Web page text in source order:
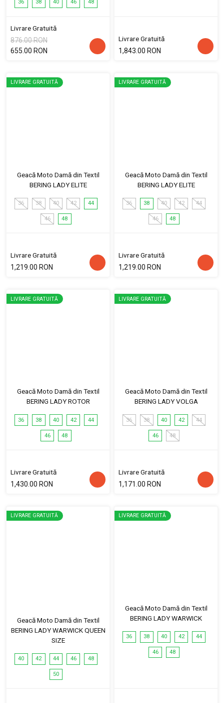
36 38 40 46 48
Livrare Gratuită
876.00 RON
655.00 RON
Livrare Gratuită
1,843.00 RON
LIVRARE GRATUITĂ
Geacă Moto Damă din Textil
BERING LADY ELITE
36 38 40 42 44
46 48
Livrare Gratuită
1,219.00 RON
LIVRARE GRATUITĂ
Geacă Moto Damă din Textil
BERING LADY ELITE
36 38 40 42 44
46 48
Livrare Gratuită
1,219.00 RON
LIVRARE GRATUITĂ
Geacă Moto Damă din Textil
BERING LADY ROTOR
36 38 40 42 44
46 48
Livrare Gratuită
1,430.00 RON
LIVRARE GRATUITĂ
Geacă Moto Damă din Textil
BERING LADY VOLGA
36 38 40 42 44
46 48
Livrare Gratuită
1,171.00 RON
LIVRARE GRATUITĂ
Geacă Moto Damă din Textil
BERING LADY WARWICK QUEEN
SIZE
40 42 44 46 48
50
LIVRARE GRATUITĂ
Geacă Moto Damă din Textil
BERING LADY WARWICK
36 38 40 42 44
46 48